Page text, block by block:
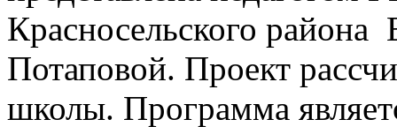
Красносельского района
Потаповой. Проект
школы. Программа